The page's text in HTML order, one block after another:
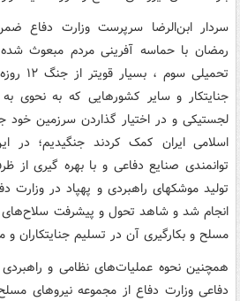
سردار ابن‌الرضا سرپرست وزارت دفاع
رمضان با حماسه آفرینی مردم مبعوث
جنایتکار و سایر کشورهایی که به نحوی
لجستیکی و در اختیار گذاردن سرزمین
اسلامی ایران کمک کردند جنگیدیم؛ در
توانمندی صنایع دفاعی و با بهره گیری از
تولید موشکهای راهبردی و پهپاد در
انجام شد و شاهد تحول و پیشرفت سلاح‌های
مسلح و بکارگیری آن در تسلیم جنایتکاران و
همچنین نحوه عملیات‌های نظامی و
دفاعی وزارت دفاع از مجموعه نیروهای